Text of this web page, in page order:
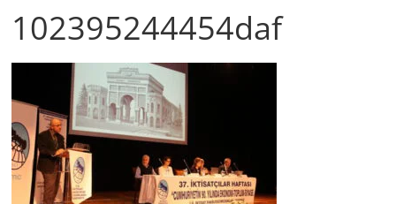
102395244454daf